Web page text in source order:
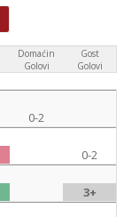
Domaćin
Golovi
Gost
Golovi
0-2
0-2
3+